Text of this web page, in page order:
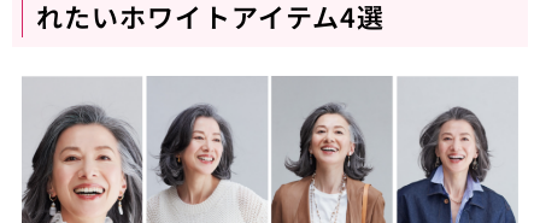
れたいホワイトアイテム4選